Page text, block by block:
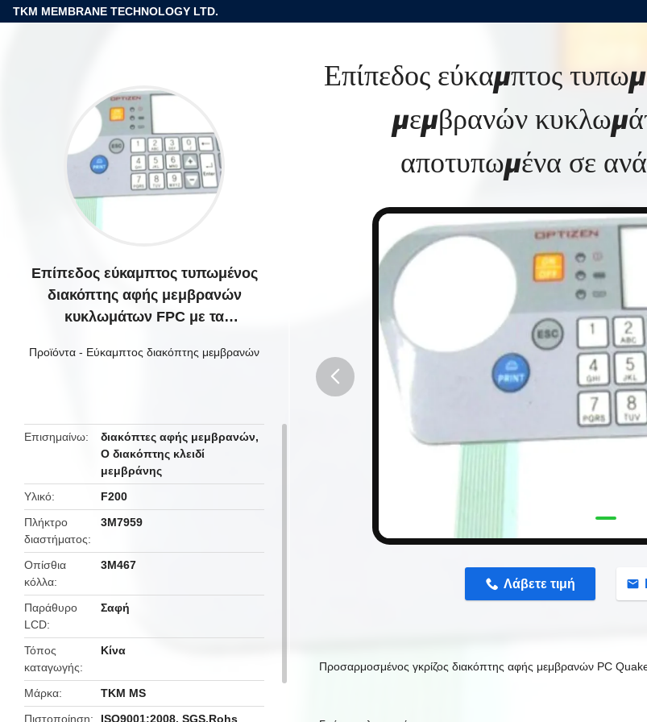
TKM MEMBRANE TECHNOLOGY LTD.
Επίπεδος εύκαμπτος τυπωμένος
διακόπτης αφής μεμβρανών
κυκλωμάτων FPC με τα
κλειδιά
Προϊόντα - Εύκαμπτος διακόπτης μεμβρανών
Επισημαίνω διακόπτες αφής μεμβρανών,
Ο διακόπτης κλειδί
μεμβράνης
Υλικό
F200
Πλήκτρο
διαστήματος
3M7959
Οπίσθια
κόλλα
3M467
Παράθυρο
LCD
Σαφή
Τόπος
καταγωγής
Κίνα
Μάρκα
TKM MS
Πιστοποίηση
ISO9001:2008, SGS,Rohs
Επίπεδος εύκαμπτος
μεμβρανών
αποτυπωμένα σε
Λάβετε τιμή
Προσαρμοσμένος γκρίζος διακόπτης αφής μεμβρανών PC